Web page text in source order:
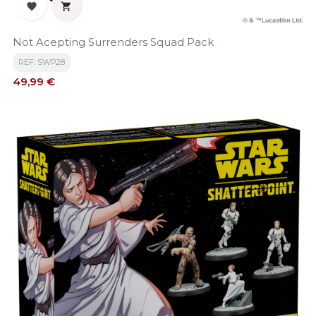
 
Not Acepting Surrenders Squad Pack
REF: SWP28
Precio
49,99 €